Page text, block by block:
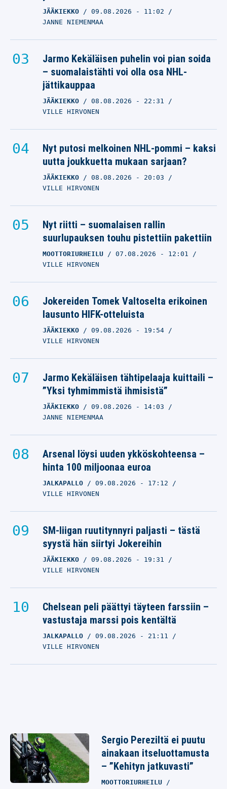
JÄÄKIEKKO 09.08.2026 - 11:02
JANNE NIEMENMAA
Jarmo Kekäläisen puhelin voi pian soida
– suomalaistähti voi olla osa NHL-
jättikauppaa
JÄÄKIEKKO 08.08.2026 - 22:31
VILLE HIRVONEN
Nyt putosi melkoinen NHL-pommi – kaksi
uutta joukkuetta mukaan sarjaan?
JÄÄKIEKKO 08.08.2026 - 20:03
VILLE HIRVONEN
Nyt riitti – suomalaisen rallin
suurlupauksen touhu pistettiin pakettiin
MOOTTORIURHEILU 07.08.2026 - 12:01
VILLE HIRVONEN
Jokereiden Tomek Valtoselta erikoinen
lausunto HIFK-otteluista
JÄÄKIEKKO 09.08.2026 - 19:54
VILLE HIRVONEN
Jarmo Kekäläisen tähtipelaaja kuittaili –
”Yksi tyhmimmistä ihmisistä”
JÄÄKIEKKO 09.08.2026 - 14:03
JANNE NIEMENMAA
Arsenal löysi uuden ykköskohteensa –
hinta 100 miljoonaa euroa
JALKAPALLO 09.08.2026 - 17:12
VILLE HIRVONEN
SM-liigan ruutitynnyri paljasti – tästä
syystä hän siirtyi Jokereihin
JÄÄKIEKKO 09.08.2026 - 19:31
VILLE HIRVONEN
Chelsean peli päättyi täyteen farssiin –
vastustaja marssi pois kentältä
JALKAPALLO 09.08.2026 - 21:11
VILLE HIRVONEN
Sergio Pereziltä ei puutu
ainakaan itseluottamusta
– ”Kehityn jatkuvasti”
MOOTTORIURHEILU